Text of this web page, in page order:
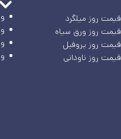
قیمت روز میلگرد
قیمت روز ورق سیاه
قیمت روز پروفیل
قیمت روز ناودانی